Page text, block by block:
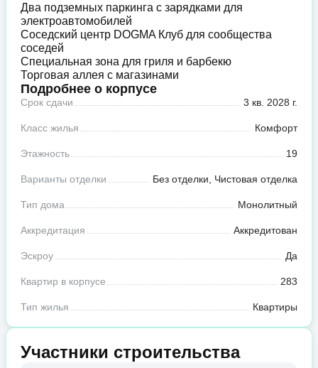
Два подземных паркинга с зарядками для
электроавтомобилей
Соседский центр DOGMA Клуб для сообщества
соседей
Специальная зона для гриля и барбекю
Торговая аллея с магазинами
Подробнее о корпусе
Срок сдачи 3 кв. 2028 г.
Класс жилья Комфорт
Этажность 19
Варианты отделки Без отделки, Чистовая отделка
Тип дома Монолитный
Аккредитация Аккредитован
Эскроу Да
Квартир в корпусе 283
Тип жилья Квартиры
Участники строительства